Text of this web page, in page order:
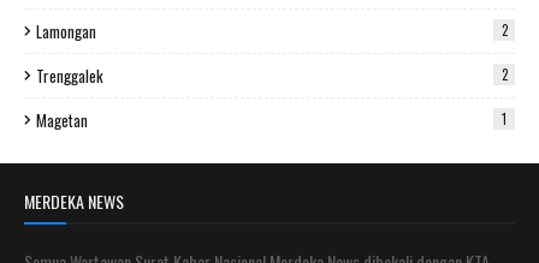
Lamongan 2
Trenggalek 2
Magetan 1
MERDEKA NEWS